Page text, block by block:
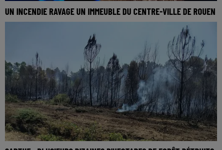
UN INCENDIE RAVAGE UN IMMEUBLE DU CENTRE-VILLE DE ROUEN